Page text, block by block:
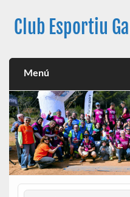
Club Esportiu
Menú